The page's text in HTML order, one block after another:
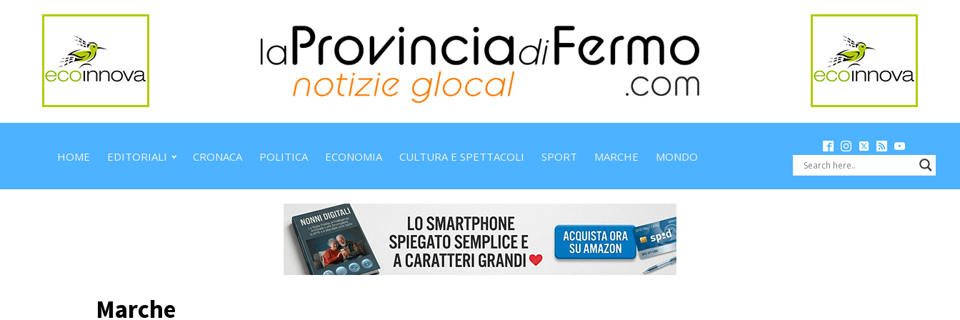
HOME EDITORIALI CRONACA POLITICA ECONOMIA CULTURA E SPETTACOLI SPORT MARCHE MONDO
Marche